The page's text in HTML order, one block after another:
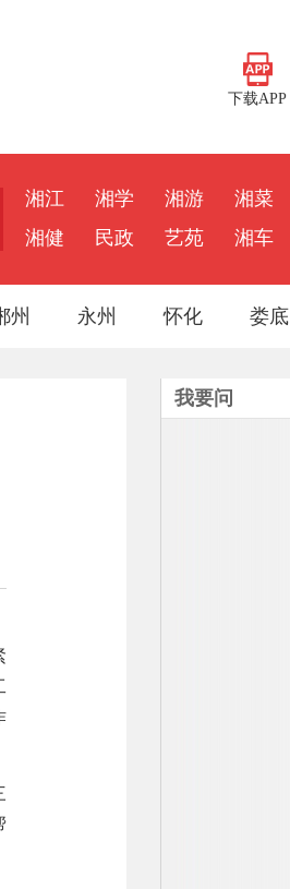
下载APP
湘江 湘学 湘游 湘菜
湘健
民政 艺苑 湘车
州 永州 怀化 娄底
我要问